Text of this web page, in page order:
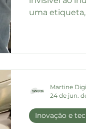
uma
Inovação e
Martine
24 de jun.